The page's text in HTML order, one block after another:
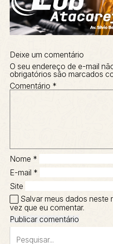
Deixe um comentário
O seu endereço de e-mail
obrigatórios são marcados
Comentário *
Nome *
E-mail *
Site
Salvar meus dados neste
vez que eu comentar.